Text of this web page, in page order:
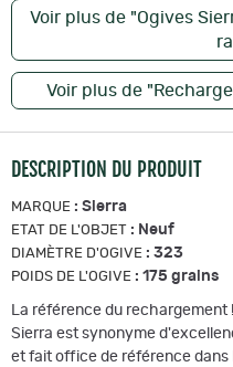
Voir plus de "Ogives
Voir plus de
DESCRIPTION DU PRODUIT
MARQUE : Sierra
ETAT DE L'OBJET : Neuf
DIAMÈTRE D'OGIVE : 323
POIDS DE L'OGIVE : 175 grains
La référence du rechargement !
Sierra est synonyme
et fait office de référence dans